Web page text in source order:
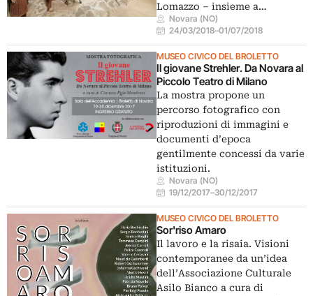
Lomazzo – insieme a…
Novara (NO)
24/03/2018–01/07/2018
MUSEO CIVICO DEL BROLETTO
Il giovane Strehler. Da Novara al
Piccolo Teatro di Milano
La mostra propone un
percorso fotografico con
riproduzioni di immagini e
documenti d’epoca
gentilmente concessi da varie
istituzioni.
Novara (NO)
19/12/2017–30/12/2017
MUSEO CIVICO DEL BROLETTO
Sor'riso Amaro
Il lavoro e la risaia. Visioni
contemporanee da un’idea
dell’Associazione Culturale
Asilo Bianco a cura di